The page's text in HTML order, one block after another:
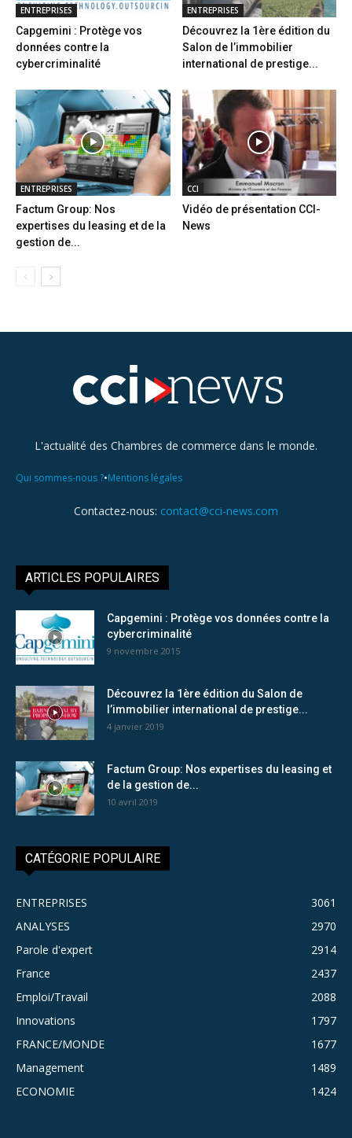
ENTREPRISES
Capgemini : Protège vos
données contre la
cybercriminalité
ENTREPRISES
Découvrez la 1ère édition du
Salon de l’immobilier
international de prestige...
ENTREPRISES
Factum Group: Nos
expertises du leasing et de la
gestion de...
CCI
Vidéo de présentation CCI-
News
L'actualité des Chambres de commerce dans le monde.
Qui sommes-nous ?•Mentions légales
Contactez-nous: contact@cci-news.com
ARTICLES POPULAIRES
Capgemini : Protège vos données contre la
cybercriminalité
9 novembre 2015
Découvrez la 1ère édition du Salon de
l’immobilier international de prestige...
4 janvier 2019
Factum Group: Nos expertises du leasing et
de la gestion de...
10 avril 2019
CATÉGORIE POPULAIRE
ENTREPRISES
3061
ANALYSES
2970
Parole d'expert
2914
France
2437
Emploi/Travail
2088
Innovations
1797
FRANCE/MONDE
1677
Management
1489
ECONOMIE
1424